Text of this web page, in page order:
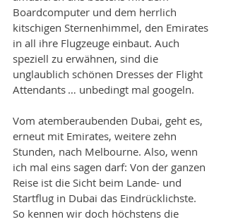
Boardcomputer und dem herrlich
kitschigen Sternenhimmel, den Emirates
in all ihre Flugzeuge einbaut. Auch
speziell zu erwähnen, sind die
unglaublich schönen Dresses der Flight
Attendants … unbedingt mal googeln.
Vom atemberaubenden Dubai, geht es,
erneut mit Emirates, weitere zehn
Stunden, nach Melbourne. Also, wenn
ich mal eins sagen darf: Von der ganzen
Reise ist die Sicht beim Lande- und
Startflug in Dubai das Eindrücklichste.
So kennen wir doch höchstens die